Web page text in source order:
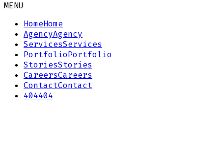
MENU
HomeHome
AgencyAgency
ServicesServices
PortfolioPortfolio
StoriesStories
CareersCareers
ContactContact
404404